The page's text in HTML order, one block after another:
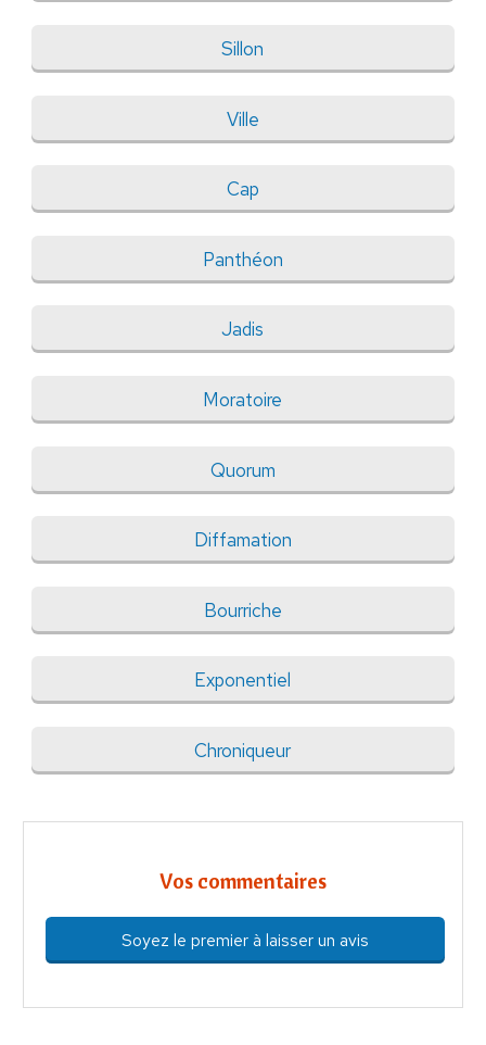
Sillon
Ville
Cap
Panthéon
Jadis
Moratoire
Quorum
Diffamation
Bourriche
Exponentiel
Chroniqueur
Vos commentaires
Soyez le premier à laisser un avis